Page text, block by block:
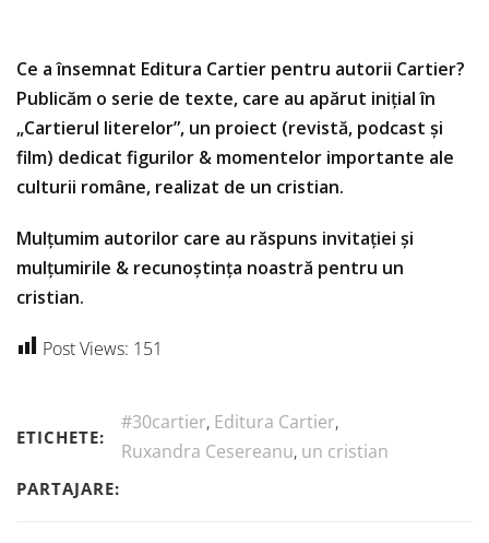
Ce a însemnat Editura Cartier pentru autorii Cartier?
Publicăm o serie de texte, care au apărut inițial în
„Cartierul literelor”, un proiect (revistă, podcast și
film) dedicat figurilor & momentelor importante ale
culturii române, realizat de un cristian.
Mulțumim autorilor care au răspuns invitației și
mulțumirile & recunoștința noastră pentru un
cristian.
Post Views: 151
ETICHETE:
#30cartier, Editura Cartier,
Ruxandra Cesereanu, un cristian
PARTAJARE: